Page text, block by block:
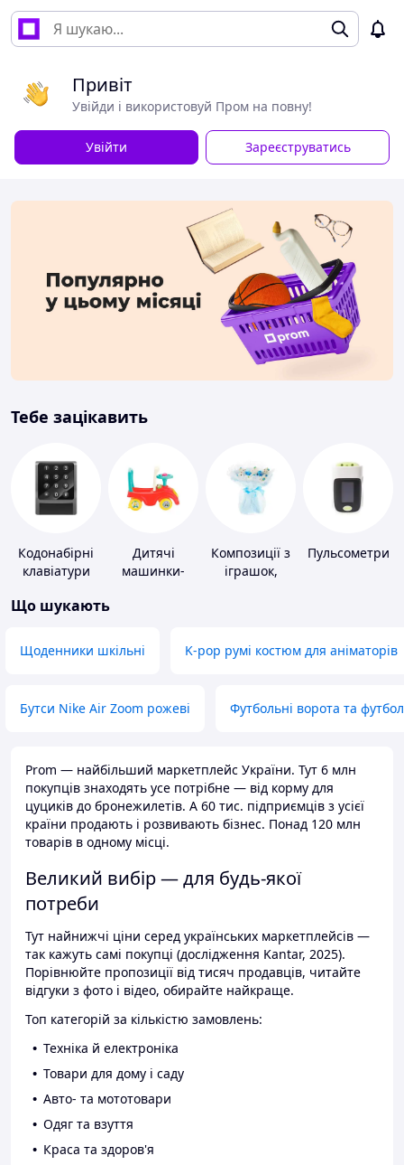
Привіт
Увійди і використовуй Пром на повну!
Увійти Зареєструватись
Тебе зацікавить
Кодонабірні
клавіатури
Дитячі
машинки-
Композиції з
іграшок,
Пульсометри
Що шукають
Щоденники шкільні K-pop румі костюм для аніматорів
Бутси Nike Air Zoom рожеві Футбольні ворота та
Prom — найбільший маркетплейс України. Тут 6 млн
покупців знаходять усе потрібне — від корму для
цуциків до бронежилетів. А 60 тис. підприємців з усієї
країни продають і розвивають бізнес. Понад 120 млн
товарів в одному місці.
Великий вибір — для будь-якої
потреби
Тут найнижчі ціни серед українських маркетплейсів —
так кажуть самі покупці (дослідження Kantar, 2025).
Порівнюйте пропозиції від тисяч продавців, читайте
відгуки з фото і відео, обирайте найкраще.
Топ категорій за кількістю замовлень:
Техніка й електроніка
Товари для дому і саду
Авто- та мототовари
Одяг та взуття
Краса та здоров'я